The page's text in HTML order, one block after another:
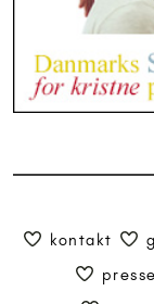
kontakt
presse